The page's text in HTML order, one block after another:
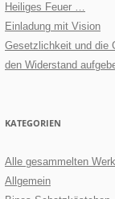
Heiliges Feuer …
Einladung mit Vision
Gesetzlichkeit und die
den Widerstand
KATEGORIEN
Alle gesammelten
Allgemein